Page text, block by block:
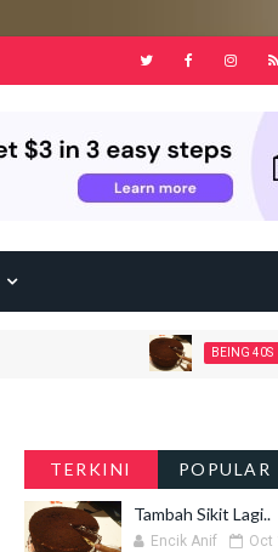
BEING 40S
TERKINI POPULAR
Tambah Sikit Lagi..
Encik Anif Oct